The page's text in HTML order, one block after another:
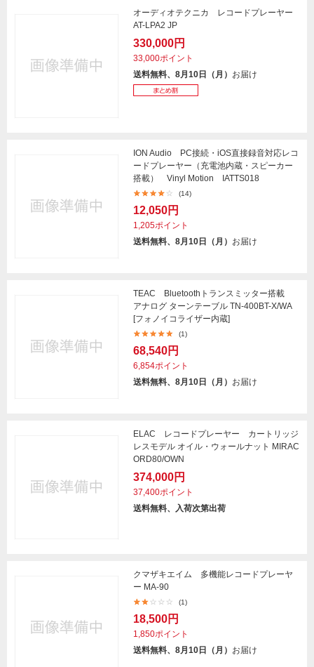
オーディオテクニカ レコードプレーヤー
AT-LPA2 JP
330,000円
33,000ポイント
送料無料、8月10日（月） お届け
ION Audio PC接続・iOS直接録音対応レコ
ードプレーヤー（充電池内蔵・スピーカー
搭載） Vinyl Motion IATTS018
(14)
12,050円
1,205ポイント
送料無料、8月10日（月） お届け
TEAC Bluetoothトランスミッター搭載
アナログ ターンテーブル TN-400BT-X/WA
[フォノイコライザー内蔵]
(1)
68,540円
6,854ポイント
送料無料、8月10日（月） お届け
ELAC レコードプレーヤー カートリッジ
レスモデル オイル・ウォールナット MIRAC
ORD80/OWN
374,000円
37,400ポイント
送料無料、入荷次第出荷
クマザキエイム 多機能レコードプレーヤ
ー MA-90
(1)
18,500円
1,850ポイント
送料無料、8月10日（月） お届け